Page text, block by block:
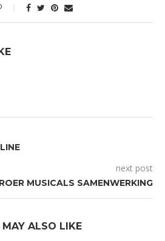
next post
MUSICALS SAMENWERKING
MAY ALSO LIKE